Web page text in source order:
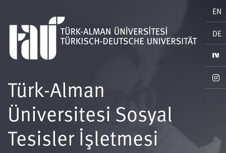
EN
DE
Türk-Alman
Üniversitesi Sosyal
Tesisler İşletmesi